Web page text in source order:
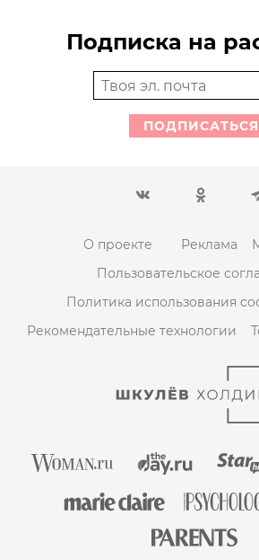
Подписка на
ПОДПИСАТЬСЯ
О проекте Реклама
Пользовательское
Политика использования
Рекомендательные технологии